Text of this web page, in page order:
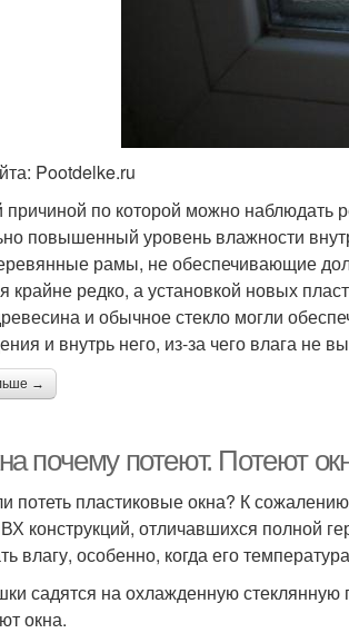
Pootdelke.ru
по которой можно наблюдать
повышенный уровень влажности
рамы, не обеспечивающие
крайне редко, а установкой новых
и обычное стекло могли
и внутрь него, из-за чего влага не
→
почему потеют. Потеют
потеть пластиковые окна? К
конструкций, отличавшихся полной
влагу, особенно, когда его
садятся на охлажденную стеклянную
окна.